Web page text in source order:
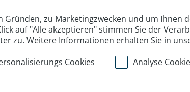
Stand: Juli 2025
zu Marketingzwecken und um Ihnen
auf "Alle akzeptieren" stimmen Sie der
zu. Weitere Informationen erhalten Sie in
Cookies Analyse